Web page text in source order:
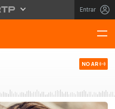
Entrar
NO AR